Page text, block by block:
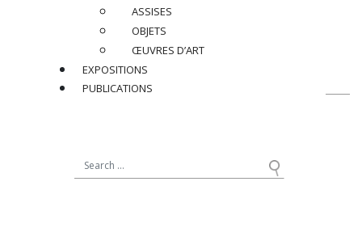
RETOUR
ASSISES
OBJETS
ŒUVRES D’ART
EXPOSITIONS
PUBLICATIONS